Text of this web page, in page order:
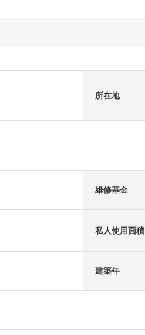
所在地
維修基金
私人使用面積
建築年